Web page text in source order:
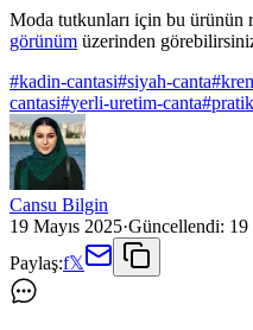
Moda tutkunları için bu ürünün
görünüm üzerinden
#kadin-cantasi#siyah-canta#
cantasi#yerli-uretim-canta#
Cansu Bilgin
19 Mayıs 2025·Güncellendi: 19
Paylaş:f𝕏